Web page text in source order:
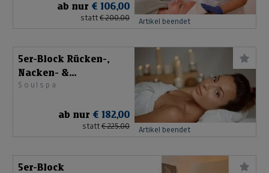
ab nur € 106,00
statt € 200,00 Artikel beendet
5er-Block Rücken-,
Nacken- &
Schultermassage
Soulspa
ab nur € 182,00
statt € 225,00 Artikel beendet
5er-Block